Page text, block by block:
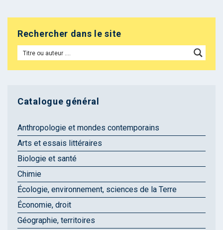
Rechercher dans le site
Catalogue général
Anthropologie et mondes contemporains
Arts et essais littéraires
Biologie et santé
Chimie
Écologie, environnement, sciences de la Terre
Économie, droit
Géographie, territoires